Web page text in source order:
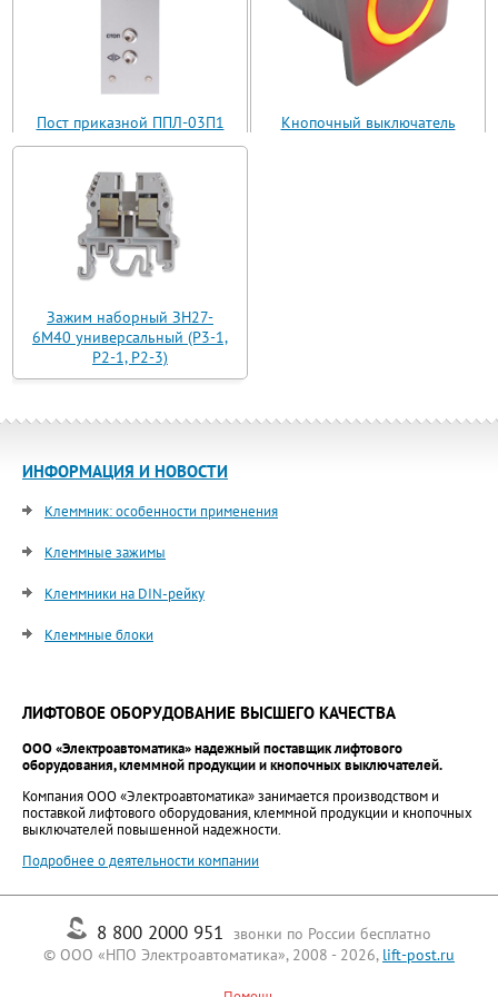
Пост приказной ППЛ-03П1
(ППЛ11-03)
Кнопочный выключатель
Зажим наборный ЗН27-
6М40 универсальный (Р3-1,
Р2-1, Р2-3)
ИНФОРМАЦИЯ И НОВОСТИ
Клеммник: особенности применения
Клеммные зажимы
Клеммники на DIN-рейку
Клеммные блоки
ЛИФТОВОЕ ОБОРУДОВАНИЕ ВЫСШЕГО КАЧЕСТВА
ООО «Электроавтоматика» надежный поставщик лифтового
оборудования, клеммной продукции и кнопочных выключателей.
Компания ООО «Электроавтоматика» занимается производством и
поставкой лифтового оборудования, клеммной продукции и кнопочных
выключателей повышенной надежности.
Подробнее о деятельности компании
8 800 2000 951 звонки по России бесплатно
© ООО «НПО Электроавтоматика», 2008 - 2026, lift-post.ru